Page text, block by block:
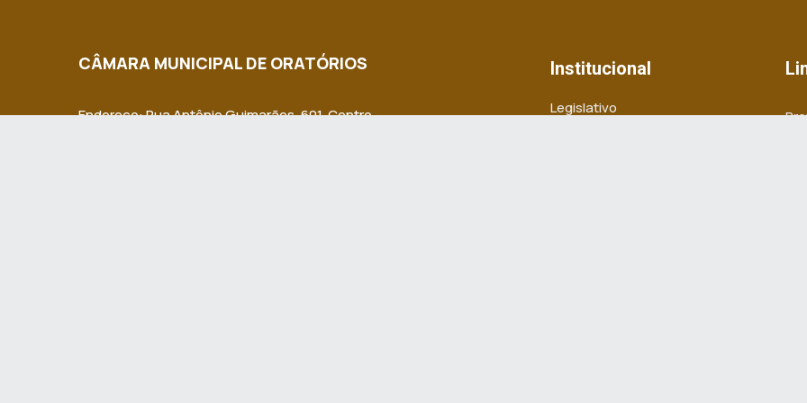
CÂMARA MUNICIPAL DE ORATÓRIOS
Endereço: Rua Antônio Guimarães, 601, Centro.
Institucional
Legislativo